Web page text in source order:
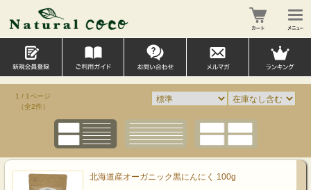
1 / 1ページ
（全2件）
北海道産オーガニック黒にんにく 100g